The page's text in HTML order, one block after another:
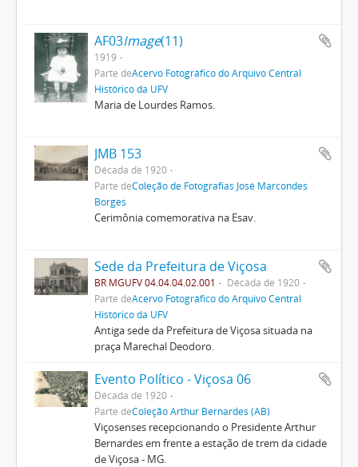
AF03Image(11)
1919
Parte deAcervo Fotográfico do Arquivo Central
Histórico da UFV
Maria de Lourdes Ramos.
JMB 153
Década de 1920
Parte deColeção de Fotografias José Marcondes
Borges
Cerimônia comemorativa na Esav.
Sede da Prefeitura de Viçosa
BR MGUFV 04.04.04.02.001
Década de 1920
Parte deAcervo Fotográfico do Arquivo Central
Histórico da UFV
Antiga sede da Prefeitura de Viçosa situada na
praça Marechal Deodoro.
Evento Político - Viçosa 06
Década de 1920
Parte deColeção Arthur Bernardes (AB)
Viçosenses recepcionando o Presidente Arthur
Bernardes em frente a estação de trem da cidade
de Viçosa - MG.